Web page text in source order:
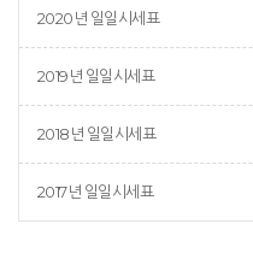
2020년 일일시세표
2019년 일일시세표
2018년 일일시세표
2017년 일일시세표